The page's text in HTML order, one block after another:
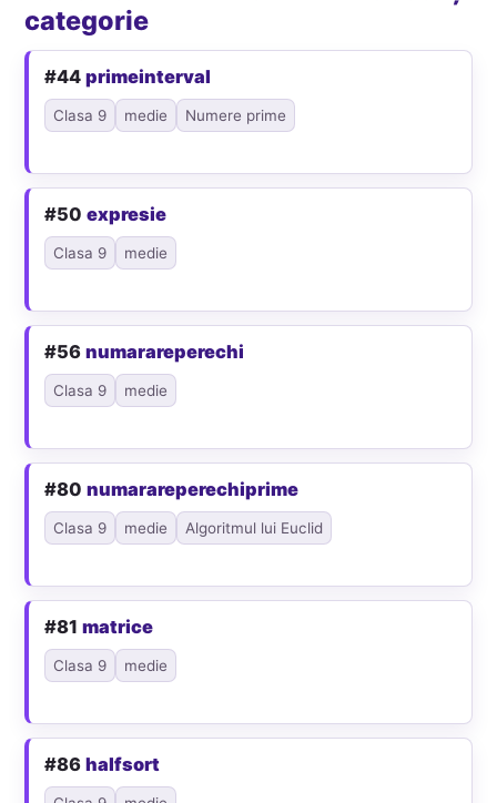
categorie
#44primeinterval
Clasa 9 medie Numere prime
#50expresie
Clasa 9 medie
#56numarareperechi
Clasa 9 medie
#80numarareperechiprime
Clasa 9 medie Algoritmul lui Euclid
#81matrice
Clasa 9 medie
#86halfsort